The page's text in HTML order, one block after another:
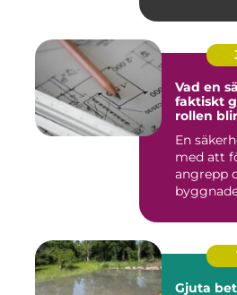
Vad en
faktiskt gör och
rollen
En
med att
angrepp
Gjuta